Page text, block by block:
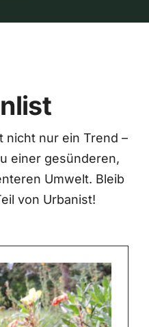
nicht nur ein Trend –
einer gesünderen,
Umwelt. Bleib
von Urbanist!